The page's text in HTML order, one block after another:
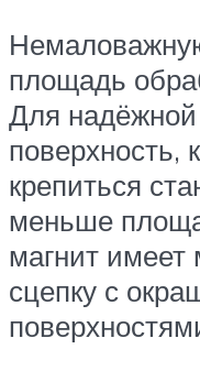
площадь
Для
поверхность,
крепиться
меньше
магнит
сцепку с